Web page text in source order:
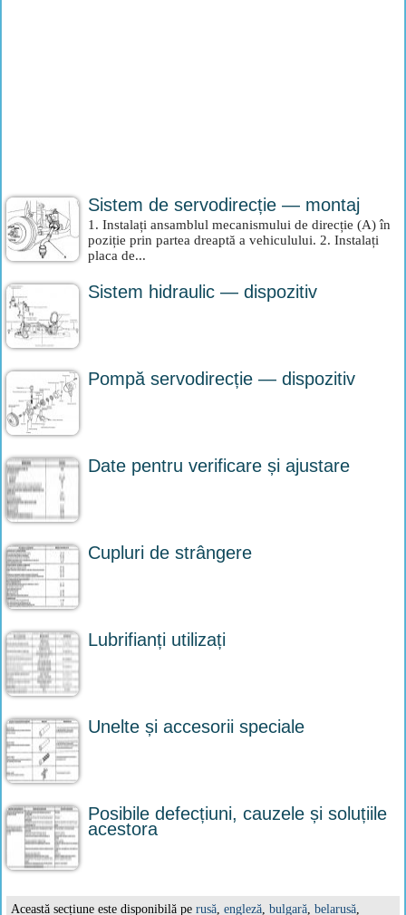
Sistem de servodirecție — montaj
1. Instalați ansamblul mecanismului de direcție (A) în
poziție prin partea dreaptă a vehiculului. 2. Instalați
placa de...
Sistem hidraulic — dispozitiv
Pompă servodirecție — dispozitiv
Date pentru verificare și ajustare
Cupluri de strângere
Lubrifianți utilizați
Unelte și accesorii speciale
Posibile defecțiuni, cauzele și soluțiile
acestora
Această secțiune este disponibilă pe rusă, engleză, bulgară, belarusă,